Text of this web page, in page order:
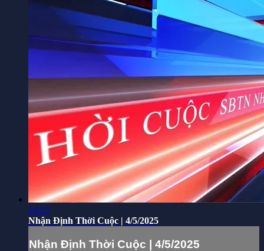
24:25
Nhận Định Thời Cuộc | 4/5/2025
Nhận Định Thời Cuộc | 4/5/2025